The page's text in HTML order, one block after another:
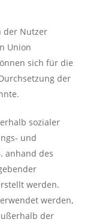
der Nutzer
Union
sich für die
der
sozialer
und
anhand des
werden.
werden,
der